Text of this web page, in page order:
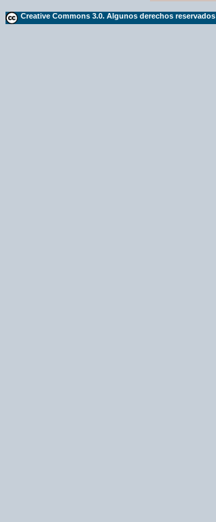
Creative Commons 3.0. Algunos derechos reservados